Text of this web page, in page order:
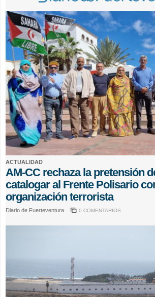
ACTUALIDAD
AM-CC rechaza la pretensión
catalogar al Frente Polisario
organización terrorista
Diario de Fuerteventura 0 COMENTARIOS